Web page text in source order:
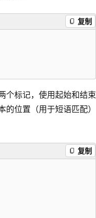
复制
个标记，使用起始和结束
位置（用于短语匹配）
复制